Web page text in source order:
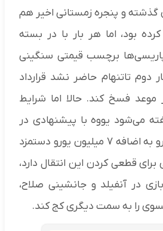
گذشته و پنجره زمستانی اخیر هم
بود، اما هر بار با در بسته
برچسب قیمتی سنگینی
دوم تاتنهام حاضر نشد قرارداد
موعد فسخ کند. حالا اما شرایط
می‌شود یووه با پیشنهادی در
حدود ۳۵ میلیون یورو به اضافه ۷ میلیون یورو دستمزد
برای قطعی کردن این انتقال دارد،
در آنفیلد و جانشینی صلاح،
را به سمت دیگری کج کند.